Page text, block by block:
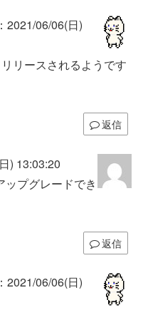
2021/06/06(日)
リースされるようです
返信
) 13:03:20
プグレードでき
返信
2021/06/06(日)